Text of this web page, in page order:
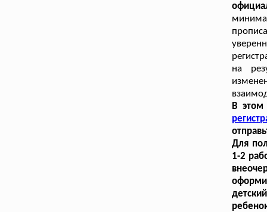
на
В этом
Для
1-2